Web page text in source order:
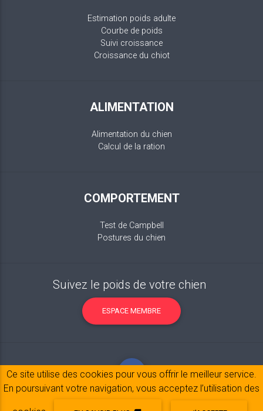
Estimation poids adulte
Courbe de poids
Suivi croissance
Croissance du chiot
ALIMENTATION
Alimentation du chien
Calcul de la ration
COMPORTEMENT
Test de Campbell
Postures du chien
Suivez le poids de votre chien
ESPACE MEMBRE
Ce site utilise des cookies pour vous offrir le meilleur service.
En poursuivant votre navigation, vous acceptez l’utilisation des